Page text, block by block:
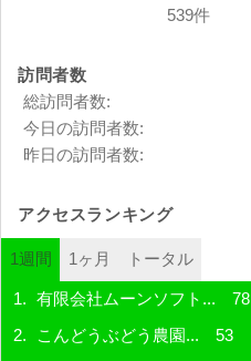
539件
訪問者数
総訪問者数:
今日の訪問者数:
昨日の訪問者数:
アクセスランキング
1週間 1ヶ月 トータル
有限会社ムーンソフト... 78
こんどうぶどう農園... 53